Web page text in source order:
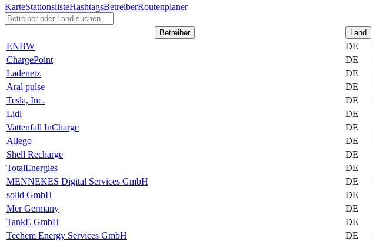
KarteStationslisteHashtagsBetreiberRoutenplaner
Betreiber Land
ENBW
DE
ChargePoint
DE
Ladenetz
DE
Aral pulse
DE
Tesla, Inc.
DE
Lidl
DE
Vattenfall InCharge
DE
Allego
DE
Shell Recharge
DE
TotalEnergies
DE
MENNEKES Digital Services GmbH
DE
solid GmbH
DE
Mer Germany
DE
TankE GmbH
DE
Techem Energy Services GmbH
DE